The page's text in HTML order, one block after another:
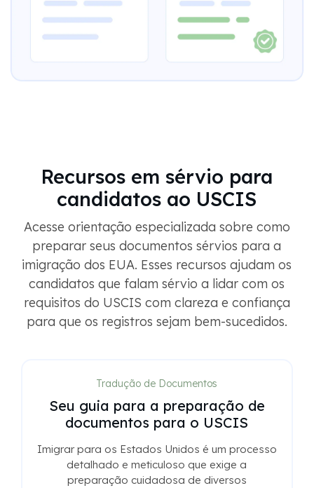
Recursos em sérvio para
candidatos ao USCIS
Acesse orientação especializada sobre como
preparar seus documentos sérvios para a
imigração dos EUA. Esses recursos ajudam os
candidatos que falam sérvio a lidar com os
requisitos do USCIS com clareza e confiança
para que os registros sejam bem-sucedidos.
Tradução de Documentos
Seu guia para a preparação de
documentos para o USCIS
Imigrar para os Estados Unidos é um processo
detalhado e meticuloso que exige a
preparação cuidadosa de diversos